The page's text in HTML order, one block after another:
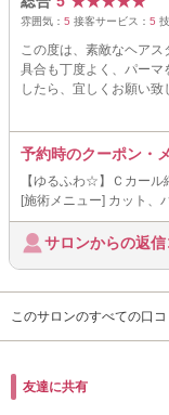
雰囲気： 5 接客サービス： 5
この度は、素敵なヘア
具合も丁度よく、パーマ
したら、宜しくお願い致
予約時のクーポン・
【ゆるふわ☆】Ｃカール
[施術メニュー] カット、
サロンからの返
このサロンのすべての口
友達に共有